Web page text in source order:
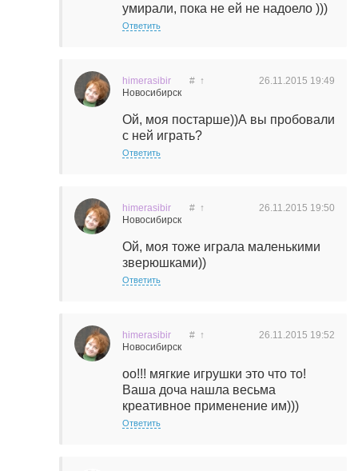
умирали, пока не ей не надоело )))
Ответить
himerasibir
Новосибирск
26.11.2015 19:49
# ↑
Ой, моя постарше))А вы пробовали
с ней играть?
Ответить
himerasibir
Новосибирск
26.11.2015 19:50
# ↑
Ой, моя тоже играла маленькими
зверюшками))
Ответить
himerasibir
Новосибирск
26.11.2015 19:52
# ↑
оо!!! мягкие игрушки это что то!
Ваша доча нашла весьма
креативное применение им)))
Ответить